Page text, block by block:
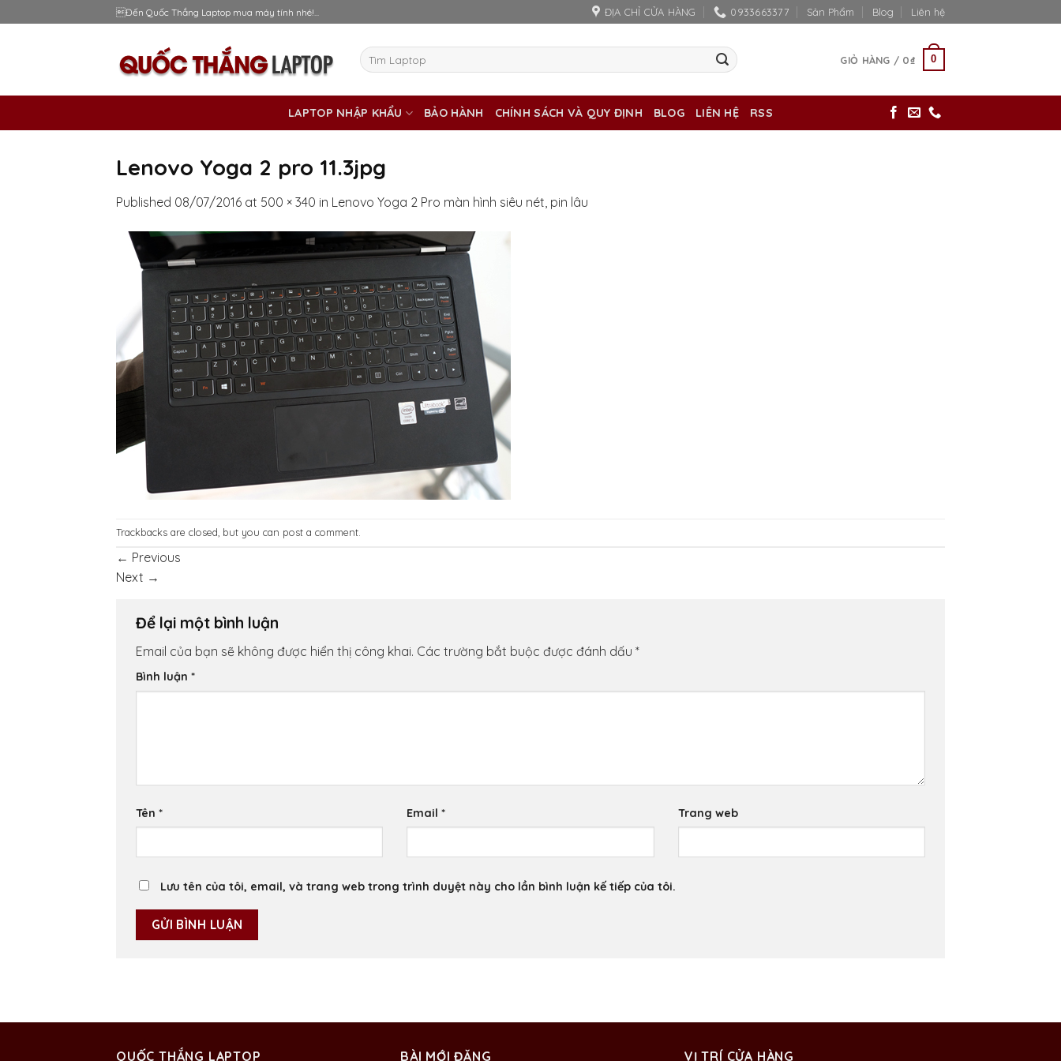
to
Đến Quốc Thắng Laptop mua máy tính nhé!... ĐỊA CHỈ CỬA HÀNG 0933663377 Sản Phẩm Blog Liên hệ
Tìm
kiếm:
GIỎ HÀNG / 0₫ 0
LAPTOP NHẬP KHẨU BẢO HÀNH CHÍNH SÁCH VÀ QUY ĐỊNH BLOG LIÊN HỆ RSS
Lenovo Yoga 2 pro 11.3jpg
Published 08/07/2016 at 500 × 340 in Lenovo Yoga 2 Pro màn hình siêu nét, pin lâu
Trackbacks are closed, but you can post a comment
← Previous
Next →
Để lại một bình luận
Email của bạn sẽ không được hiển thị công khai. Các trường bắt buộc được đánh dấu *
Bình luận *
Tên * Email* Trang web
Lưu tên của tôi, email, và trang web trong trình duyệt này cho lần bình luận kế tiếp của tôi.
QUỐC THẮNG LAPTOP BÀI MỚI ĐĂNG VỊ TRÍ CỬA HÀNG